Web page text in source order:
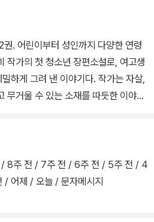
. 어린이부터 성인까지 다양한 연령
작가의 첫 청소년 장편소설로, 여고생
하게 그려 낸 이야기다. 작가는 자살,
무거울 수 있는 소재를 따듯한 이야기
.
전으로 거슬러 올라가 세 소녀의 시
/ 8주 전 / 7주 전 / 6주 전 / 5주 전 / 4
/ 어제 / 오늘 / 문자메시지